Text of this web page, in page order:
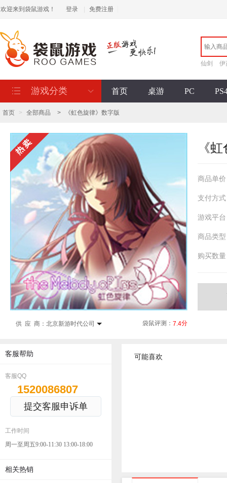
欢迎来到袋鼠游戏！ 登录 免费注册
仙剑 伊
游戏分类 首页 桌游 PC
首页 > 全部商品 > 《虹色旋律》数字版
袋鼠评测： 7.4分
供 应 商： 北京新游时代公司
《
商品单
支付方
游戏平
商品类
购买数
客服帮助
客服QQ
1520086807
提交客服申诉单
工作时间
周一至周五9:00-11:30 13:00-18:00
相关热销
可能喜欢